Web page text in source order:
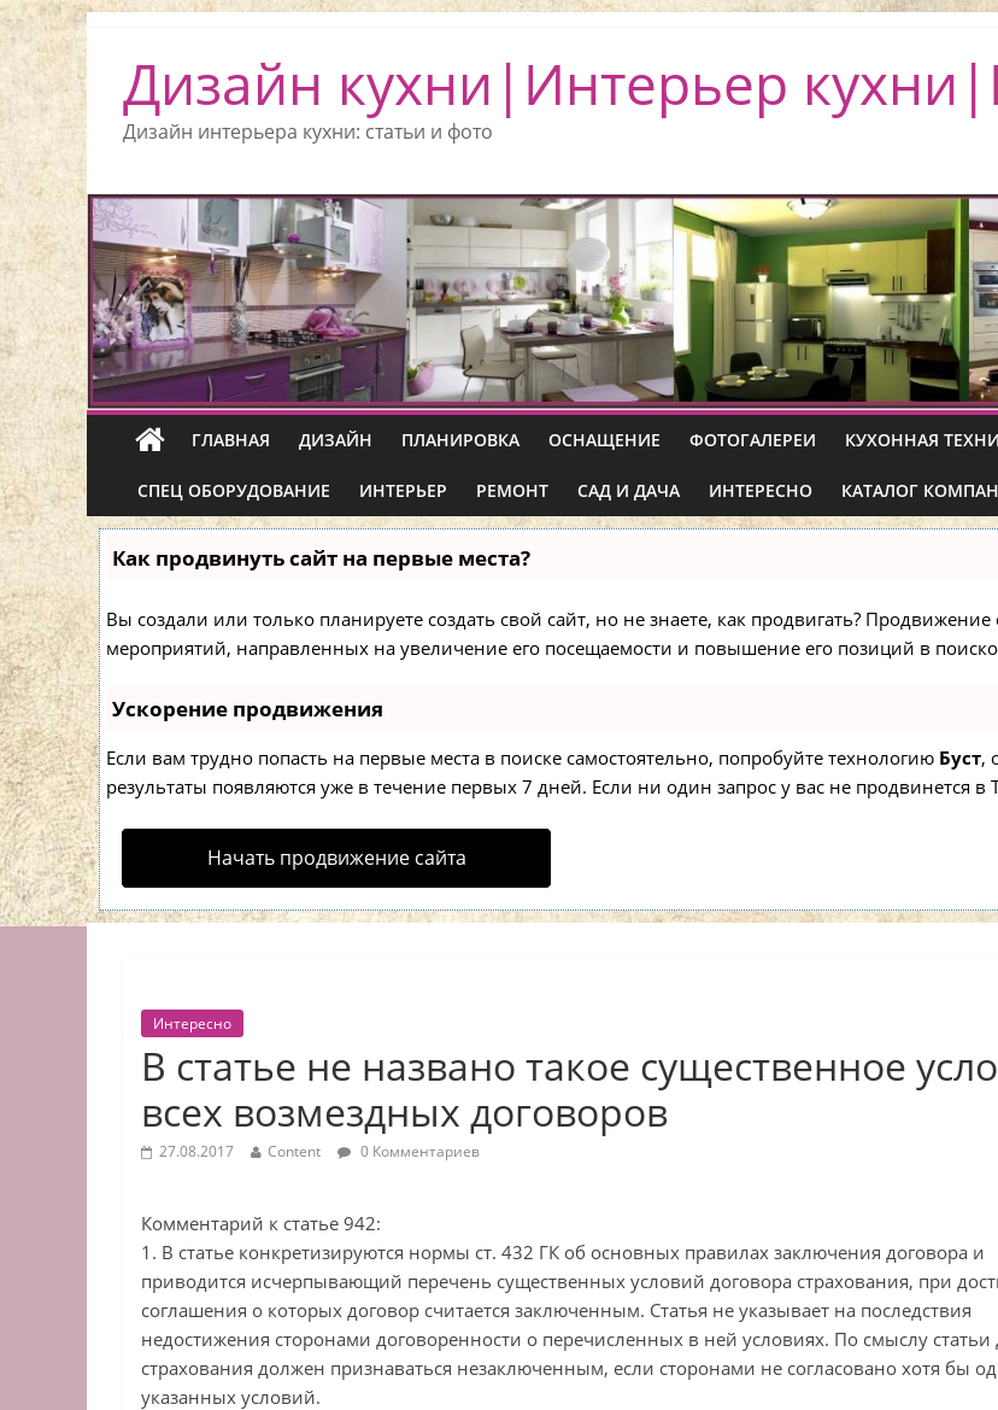
Дизайн кухни|Интерьер
Дизайн интерьера кухни: статьи и фото
ГЛАВНАЯ ДИЗАЙН ПЛАНИРОВКА ОСНАЩЕНИЕ ФОТОГАЛЕРЕИ КУХОННАЯ
СПЕЦ ОБОРУДОВАНИЕ ИНТЕРЬЕР РЕМОНТ САД И ДАЧА ИНТЕРЕСНО КАТАЛОГ
Как продвинуть сайт на первые места?
Вы создали или только планируете создать свой сайт, но не знаете, как продвигать?
мероприятий, направленных на увеличение его посещаемости и повышение его позиций в
Ускорение продвижения
Если вам трудно попасть на первые места в поиске самостоятельно, попробуйте технологию Буст,
результаты появляются уже в течение первых 7 дней. Если ни один запрос у вас не продвинется в
Начать продвижение сайта
Интересно
В статье не названо такое существенное
всех возмездных договоров
27.08.2017 Content 0 Комментариев
Комментарий к статье 942:
1. В статье конкретизируются нормы ст. 432 ГК об основных правилах заключения договора и
приводится исчерпывающий перечень существенных условий договора страхования, при
соглашения о которых договор считается заключенным. Статья не указывает на последствия
недостижения сторонами договоренности о перечисленных в ней условиях. По смыслу статьи
страхования должен признаваться незаключенным, если сторонами не согласовано хотя бы
указанных условий.